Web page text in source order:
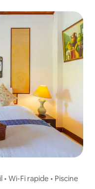
Wi-Fi rapide • Piscine